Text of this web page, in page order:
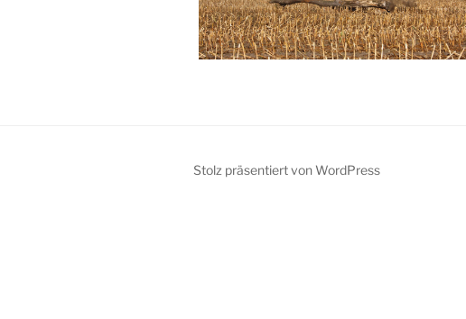
Stolz präsentiert von WordPress